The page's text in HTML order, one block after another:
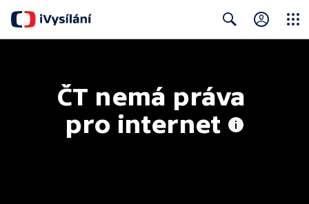
ČT nemá práva
pro internet